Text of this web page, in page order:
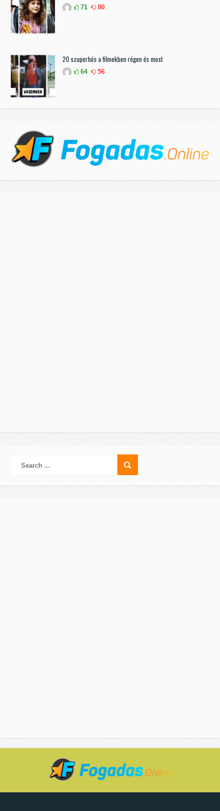
71 80
20 szuperhős a filmekben régen és most
64 56